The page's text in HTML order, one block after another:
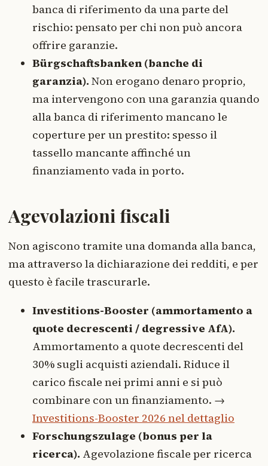
banca di riferimento da una parte del
rischio: pensato per chi non può ancora
offrire garanzie.
Bürgschaftsbanken (banche di
garanzia). Non erogano denaro proprio,
ma intervengono con una garanzia quando
alla banca di riferimento mancano le
coperture per un prestito: spesso il
tassello mancante affinché un
finanziamento vada in porto.
Agevolazioni fiscali
Non agiscono tramite una domanda alla banca,
ma attraverso la dichiarazione dei redditi, e per
questo è facile trascurarle.
Investitions-Booster (ammortamento a
quote decrescenti / degressive AfA).
Ammortamento a quote decrescenti del
30% sugli acquisti aziendali. Riduce il
carico fiscale nei primi anni e si può
combinare con un finanziamento. →
Investitions-Booster 2026 nel dettaglio
Forschungszulage (bonus per la
ricerca). Agevolazione fiscale per ricerca